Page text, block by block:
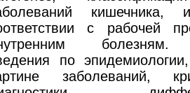
кишечника,
с рабочей
болезням.
по
заболеваний,